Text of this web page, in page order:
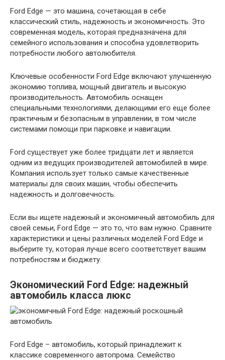
Ford Edge — это машина, сочетающая в себе
классический стиль, надежность и экономичность. Это
современная модель, которая предназначена для
семейного использования и способна удовлетворить
потребности любого автолюбителя.
Ключевые особенности Ford Edge включают улучшенную
экономию топлива, мощный двигатель и высокую
производительность. Автомобиль оснащен
специальными технологиями, делающими его еще более
практичным и безопасным в управлении, в том числе
системами помощи при парковке и навигации.
Ford существует уже более тридцати лет и является
одним из ведущих производителей автомобилей в мире.
Компания использует только самые качественные
материалы для своих машин, чтобы обеспечить
надежность и долговечность.
Если вы ищете надежный и экономичный автомобиль для
своей семьи, Ford Edge — это то, что вам нужно. Сравните
характеристики и цены различных моделей Ford Edge и
выберите ту, которая лучше всего соответствует вашим
потребностям и бюджету.
Экономический Ford Edge: надежный
автомобиль класса люкс
Ford Edge – автомобиль, который принадлежит к
классике современного автопрома. Семейство